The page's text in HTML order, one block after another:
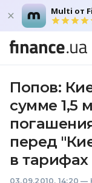
Multi от
Попов:
сумме 1,5
перед
в тарифах
03.09.2010, 14:20 —